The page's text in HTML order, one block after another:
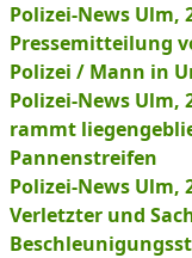
Polizei-News Ulm,
Pressemitteilung
Polizei / Mann in
Polizei-News Ulm,
rammt
Pannenstreifen
Polizei-News Ulm,
Verletzter und